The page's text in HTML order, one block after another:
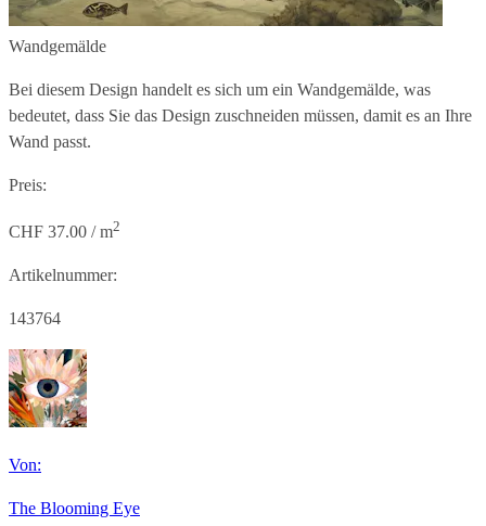
Wandgemälde
Bei diesem Design handelt es sich um ein Wandgemälde, was
bedeutet, dass Sie das Design zuschneiden müssen, damit es an Ihre
Wand passt.
Preis:
CHF 37.00 / m2
Artikelnummer:
143764
Von:
The Blooming Eye